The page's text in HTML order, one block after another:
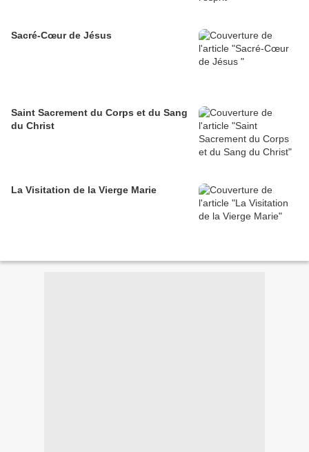
Sacré-Cœur de Jésus
Saint Sacrement du Corps et du Sang
du Christ
La Visitation de la Vierge Marie